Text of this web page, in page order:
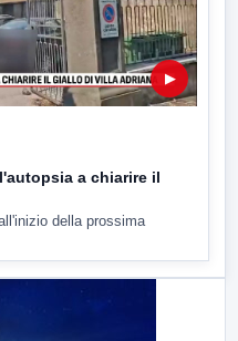
▶
a chiarire il
della prossima